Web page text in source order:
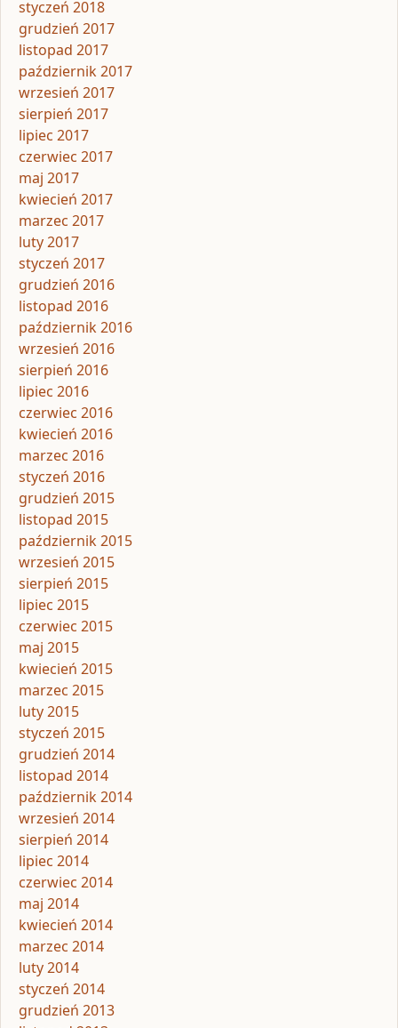
styczeń 2018
grudzień 2017
listopad 2017
październik 2017
wrzesień 2017
sierpień 2017
lipiec 2017
czerwiec 2017
maj 2017
kwiecień 2017
marzec 2017
luty 2017
styczeń 2017
grudzień 2016
listopad 2016
październik 2016
wrzesień 2016
sierpień 2016
lipiec 2016
czerwiec 2016
kwiecień 2016
marzec 2016
styczeń 2016
grudzień 2015
listopad 2015
październik 2015
wrzesień 2015
sierpień 2015
lipiec 2015
czerwiec 2015
maj 2015
kwiecień 2015
marzec 2015
luty 2015
styczeń 2015
grudzień 2014
listopad 2014
październik 2014
wrzesień 2014
sierpień 2014
lipiec 2014
czerwiec 2014
maj 2014
kwiecień 2014
marzec 2014
luty 2014
styczeń 2014
grudzień 2013